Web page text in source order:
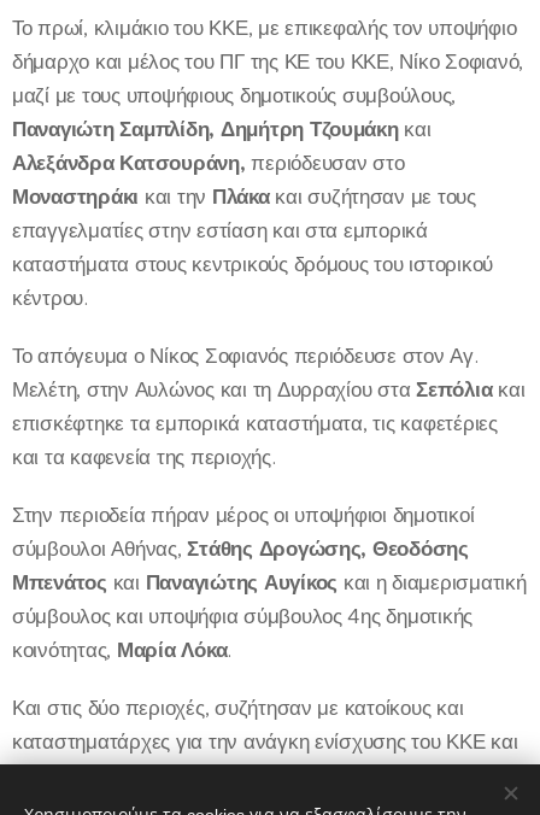
Το πρωί, κλιμάκιο του ΚΚΕ, με επικεφαλής τον υποψήφιο
δήμαρχο και μέλος του ΠΓ της ΚΕ του ΚΚΕ, Νίκο Σοφιανό,
μαζί με τους υποψήφιους δημοτικούς συμβούλους,
Παναγιώτη Σαμπλίδη, Δημήτρη Τζουμάκη και
Αλεξάνδρα Κατσουράνη, περιόδευσαν στο
Μοναστηράκι και την Πλάκα και συζήτησαν με τους
επαγγελματίες στην εστίαση και στα εμπορικά
καταστήματα στους κεντρικούς δρόμους του ιστορικού
κέντρου.
Το απόγευμα ο Νίκος Σοφιανός περιόδευσε στον Αγ.
Μελέτη, στην Αυλώνος και τη Δυρραχίου σταΣεπόλιακαι
επισκέφτηκε τα εμπορικά καταστήματα, τις καφετέριες
και τα καφενεία της περιοχής.
Στην περιοδεία πήραν μέρος οι υποψήφιοι δημοτικοί
σύμβουλοι Αθήνας,Στάθης Δρογώσης, Θεοδόσης
Μπενάτος και Παναγιώτης Αυγίκος και η διαμερισματική
σύμβουλος και υποψήφια σύμβουλος 4ης δημοτικής
κοινότητας, Μαρία Λόκα.
Και στις δύο περιοχές, συζήτησαν με κατοίκους και
καταστηματάρχες για την ανάγκη ενίσχυσης του ΚΚΕ και
τους κάλεσαν να πάρουν μέρος στην αυριανή κεντρική